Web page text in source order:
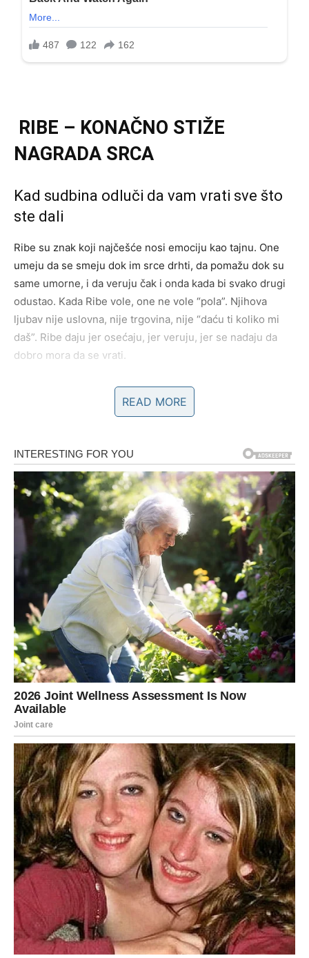
RIBE – KONAČNO STIŽE
NAGRADA SRCA
Kad sudbina odluči da vam vrati sve što
ste dali
Ribe su znak koji najčešće nosi emociju kao tajnu. One
umeju da se smeju dok im srce drhti, da pomažu dok su
same umorne, i da veruju čak i onda kada bi svako drugi
odustao. Kada Ribe vole, one ne vole “pola”. Njihova
ljubav nije uslovna, nije trgovina, nije “daću ti koliko mi
daš”. Ribe daju jer osećaju, jer veruju, jer se nadaju da
dobro mora da se vrati.
Ali univerzum nikada ne ostaje dužan – samo ponekad
čeka pravi trenutak, da nagrada dođe onda kada vam je
straha, bez sumnje, bez osećaja da je “previše dobro da
bi bilo istinito”.
1) Ljubavna nagrada: potvrda, povratak,
ili nova priča koja leči
U narednim danima, Ribe mogu doživeti
emocionalnu
potvrdukoja briše dugačku senku sumnje. To može biti
poruka koju ste čekali, izvinjenje koje vam duguju,
priznanje koje dolazi iznenada, ili jednostavno – postupak
koji vam jasno pokazuje: “Ti mi značiš. Ti si važna. Ti si
izabrana.”
Ako ste bili u odnosu koji je bio nejasan, pun pauza,
ćutanja, izbegavanja razgovora, Ribe sada ulaze u fazu u
kojoj se stvari definišu. Nema više “ne znam”, “videćemo”,
“nije pravi trenutak”. Ili dolazi jasno “da”, ili dolazi jasno
“ne”, ali ono što je najvažnije – dolazi istina. A istina je
vaša nagrada, jer vama je potrebna sigurnost da biste se
potpuno otvorili.
Ako ste slobodni, nagrada može doći u oblikunove osobe
– ali ne kao prolazna simpatija. Ova osoba nosi energiju
stabilnosti i topline. Neće vas terati da pogađate, neće
vas hraniti mrvicama, neće vas ostavljati u sivoj zoni. Ribe
prepoznaju takvu energiju odmah: po miru koji se pojavi u
stomaku, po osećaju da ne morate da glumite, po tome
što vas ne iscrpljuje – već vas vraća sebi.
READ MORE